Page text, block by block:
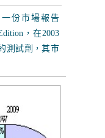
一份市場報告
，在2003
測試劑，其市